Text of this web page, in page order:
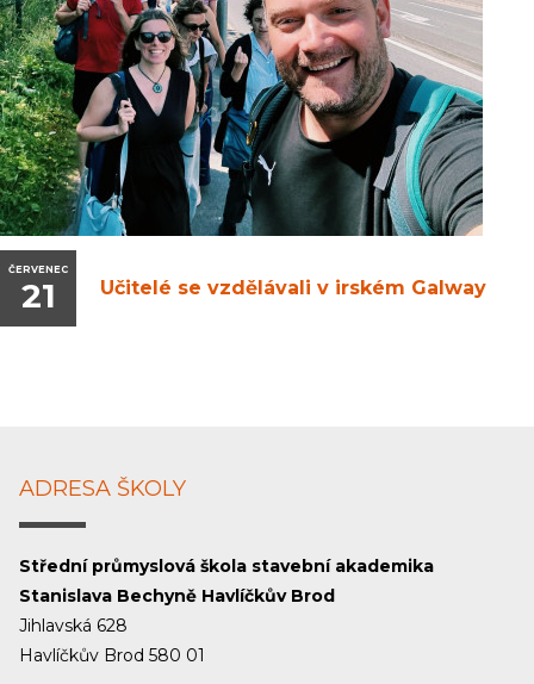
ČERVENEC
21 Učitelé se vzdělávali v irském Galway
ADRESA ŠKOLY
Střední průmyslová škola stavební akademika
Stanislava Bechyně Havlíčkův Brod
Jihlavská 628
Havlíčkův Brod 580 01